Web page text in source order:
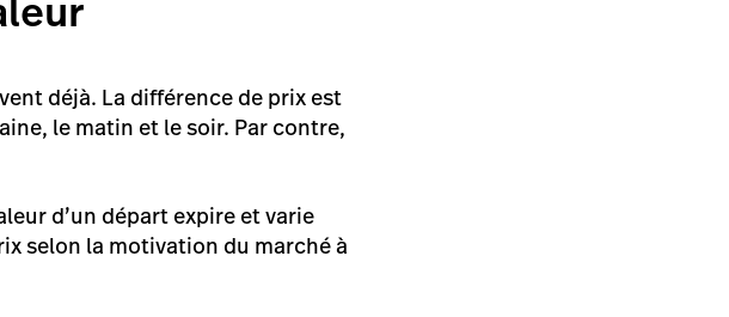
déjà. La différence de prix est
le matin et le soir. Par contre,
d’un départ expire et varie
selon la motivation du marché à